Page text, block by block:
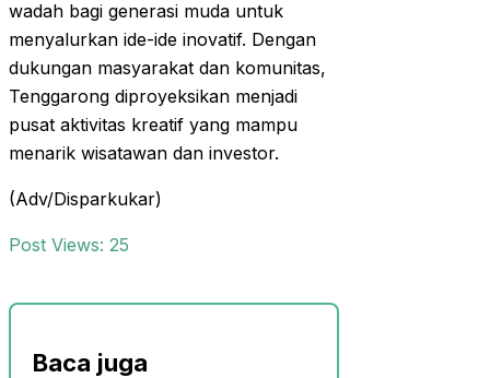
wadah bagi generasi muda untuk
menyalurkan ide-ide inovatif. Dengan
dukungan masyarakat dan komunitas,
Tenggarong diproyeksikan menjadi
pusat aktivitas kreatif yang mampu
menarik wisatawan dan investor.
(Adv/Disparkukar)
Post Views: 25
Baca juga